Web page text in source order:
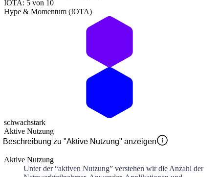
IOTA: 5 von 10
Hype & Momentum (IOTA)
schwachstark
Aktive Nutzung
Beschreibung zu "Aktive Nutzung" anzeigen
Aktive Nutzung
Unter der “aktiven Nutzung” verstehen wir die Anzahl der